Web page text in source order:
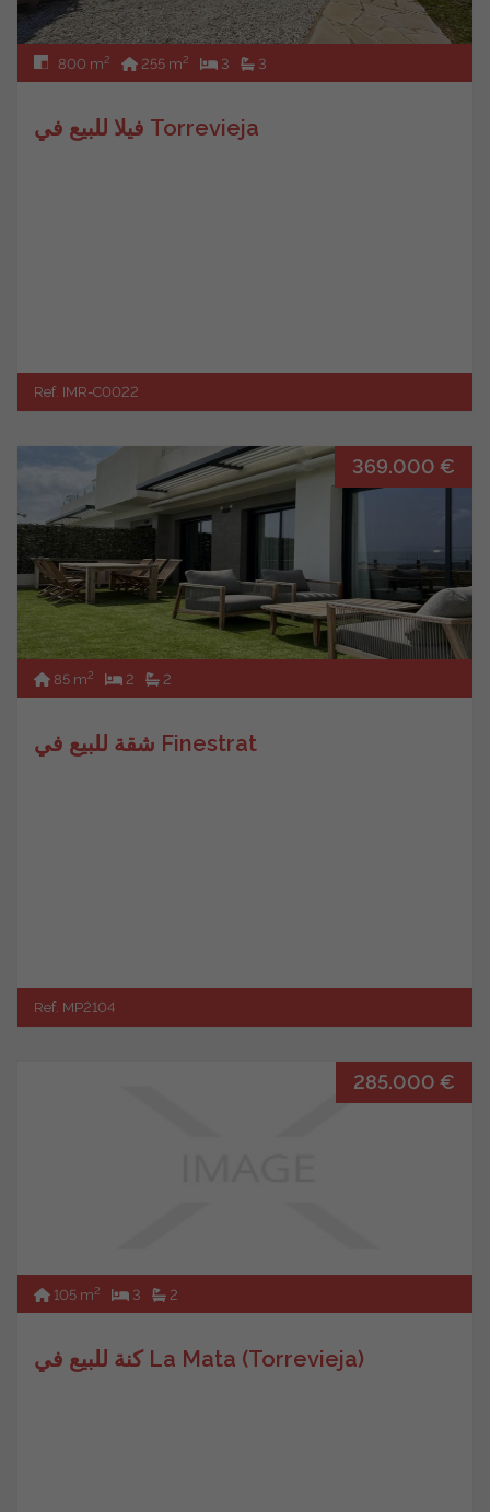
800 m2 255 m2 3 3
فيلا للبيع في Torrevieja
Ref. IMR-C0022
369.000 €
85 m2 2 2
شقة للبيع في Finestrat
Ref. MP2104
285.000 €
105 m2 3 2
كنة للبيع في La Mata (Torrevieja)